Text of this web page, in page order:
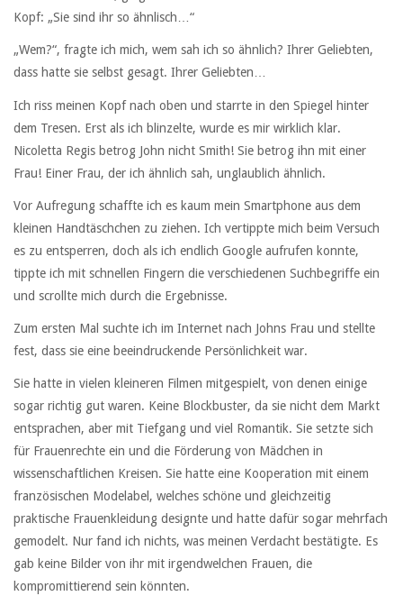
Kopf: „Sie sind ihr so ähnlisch…“
„Wem?“, fragte ich mich, wem sah ich so ähnlich? Ihrer Geliebten,
dass hatte sie selbst gesagt. Ihrer Geliebten…
Ich riss meinen Kopf nach oben und starrte in den Spiegel hinter
dem Tresen. Erst als ich blinzelte, wurde es mir wirklich klar.
Nicoletta Regis betrog John nicht Smith! Sie betrog ihn mit einer
Frau! Einer Frau, der ich ähnlich sah, unglaublich ähnlich.
Vor Aufregung schaffte ich es kaum mein Smartphone aus dem
kleinen Handtäschchen zu ziehen. Ich vertippte mich beim Versuch
es zu entsperren, doch als ich endlich Google aufrufen konnte,
tippte ich mit schnellen Fingern die verschiedenen Suchbegriffe ein
und scrollte mich durch die Ergebnisse.
Zum ersten Mal suchte ich im Internet nach Johns Frau und stellte
fest, dass sie eine beeindruckende Persönlichkeit war.
Sie hatte in vielen kleineren Filmen mitgespielt, von denen einige
sogar richtig gut waren. Keine Blockbuster, da sie nicht dem Markt
entsprachen, aber mit Tiefgang und viel Romantik. Sie setzte sich
für Frauenrechte ein und die Förderung von Mädchen in
wissenschaftlichen Kreisen. Sie hatte eine Kooperation mit einem
französischen Modelabel, welches schöne und gleichzeitig
praktische Frauenkleidung designte und hatte dafür sogar mehrfach
gemodelt. Nur fand ich nichts, was meinen Verdacht bestätigte. Es
gab keine Bilder von ihr mit irgendwelchen Frauen, die
kompromittierend sein könnten.